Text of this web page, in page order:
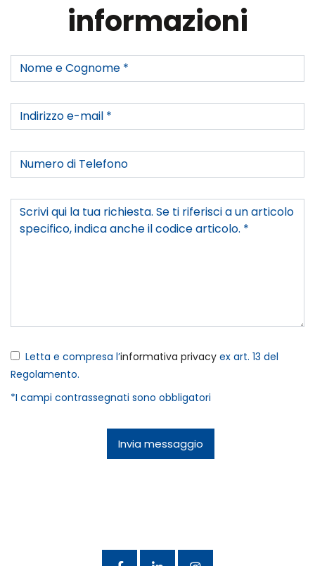
informazioni
Letta e compresa l’informativa privacy ex art. 13 del
Regolamento.
*I campi contrassegnati sono obbligatori